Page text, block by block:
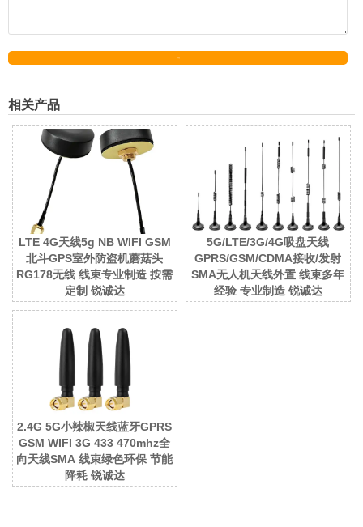
相关产品
LTE 4G天线5g NB WIFI GSM
北斗GPS室外防盗机蘑菇头
RG178无线 线束专业制造 按需
定制 锐诚达
5G/LTE/3G/4G吸盘天线
GPRS/GSM/CDMA接收/发射
SMA无人机天线外置 线束多年
经验 专业制造 锐诚达
2.4G 5G小辣椒天线蓝牙GPRS
GSM WIFI 3G 433 470mhz全
向天线SMA 线束绿色环保 节能
降耗 锐诚达